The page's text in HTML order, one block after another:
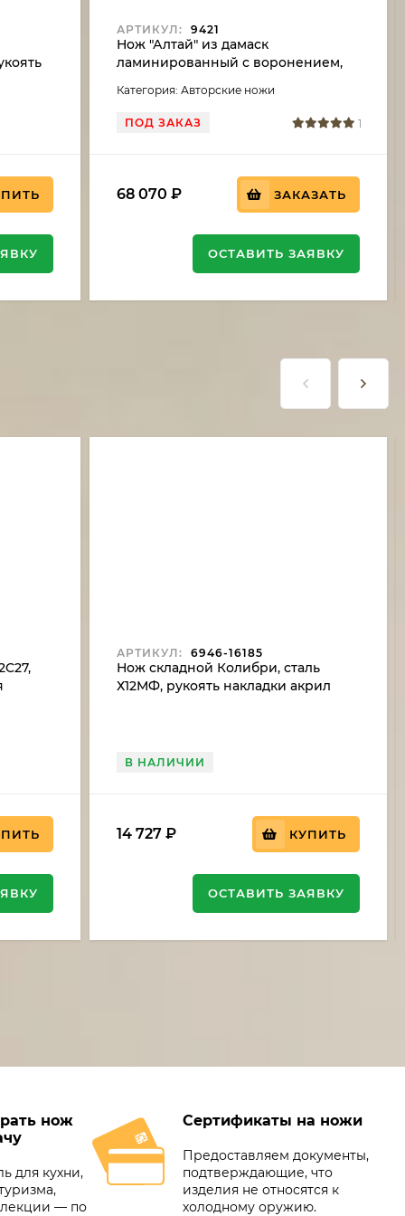
АРТИКУЛ: 9421
Нож "Алтай" из дамаск
ламинированный с воронением,
Категория: Авторские ножи
ПОД ЗАКАЗ 1
68 070 ₽ ЗАКАЗАТЬ
ОСТАВИТЬ ЗАЯВКУ
АРТИКУЛ: 6946-16185
Нож складной Колибри, сталь
Х12МФ, рукоять накладки акрил
В НАЛИЧИИ
14 727 ₽ КУПИТЬ
ОСТАВИТЬ ЗАЯВКУ
нож
для кухни,
— по
Сертификаты на ножи
Предоставляем документы,
подтверждающие, что
изделия не относятся к
холодному оружию.